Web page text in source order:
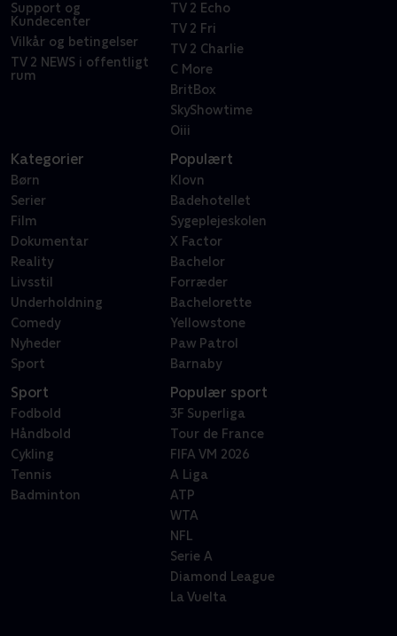
Support og
Kundecenter
Vilkår og betingelser
TV 2 NEWS i offentligt
rum
TV 2 Echo
TV 2 Fri
TV 2 Charlie
C More
BritBox
SkyShowtime
Oiii
Kategorier
Børn
Serier
Film
Dokumentar
Reality
Livsstil
Underholdning
Comedy
Nyheder
Sport
Populært
Klovn
Badehotellet
Sygeplejeskolen
X Factor
Bachelor
Forræder
Bachelorette
Yellowstone
Paw Patrol
Barnaby
Sport
Fodbold
Håndbold
Cykling
Tennis
Badminton
Populær sport
3F Superliga
Tour de France
FIFA VM 2026
A Liga
ATP
WTA
NFL
Serie A
Diamond League
La Vuelta